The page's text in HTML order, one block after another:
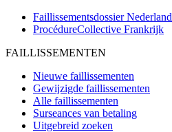
Faillissementsdossier Nederland
ProcédureCollective Frankrijk
FAILLISSEMENTEN
Nieuwe faillissementen
Gewijzigde faillissementen
Alle faillissementen
Surseances van betaling
Uitgebreid zoeken